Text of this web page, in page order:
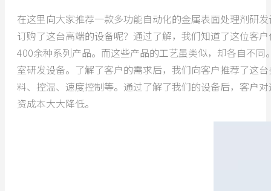
在这里向大家推荐一款多功能自动化的金属表面处理剂研
订购了这台高端的设备呢？通过了解，我们知道了这位客
400余种系列产品。而这些产品的工艺虽类似，却各自不
室研发设备。了解了客户的需求后，我们向客户推荐了这
料、控温、速度控制等。通过了解了我们的设备后，客户
资成本大大降低。